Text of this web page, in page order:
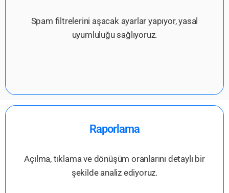
Spam filtrelerini aşacak ayarlar yapıyor, yasal
uyumluluğu sağlıyoruz.
Raporlama
Açılma, tıklama ve dönüşüm oranlarını detaylı bir
şekilde analiz ediyoruz.